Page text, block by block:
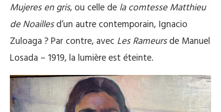
Mujeres en gris, ou celle de la comtesse Matthieu
de Noaillesd’un autre contemporain, Ignacio
Zuloaga ? Par contre, avec Les Rameursde Manuel
Losada – 1919, la lumière est éteinte.